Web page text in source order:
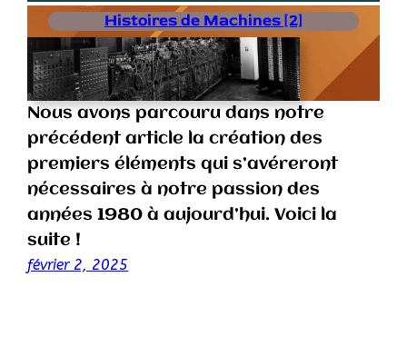
Histoires de Machines [2]
Nous avons parcouru dans notre
précédent article la création des
premiers éléments qui s’avéreront
nécessaires à notre passion des
années 1980 à aujourd’hui. Voici la
suite !
février 2, 2025